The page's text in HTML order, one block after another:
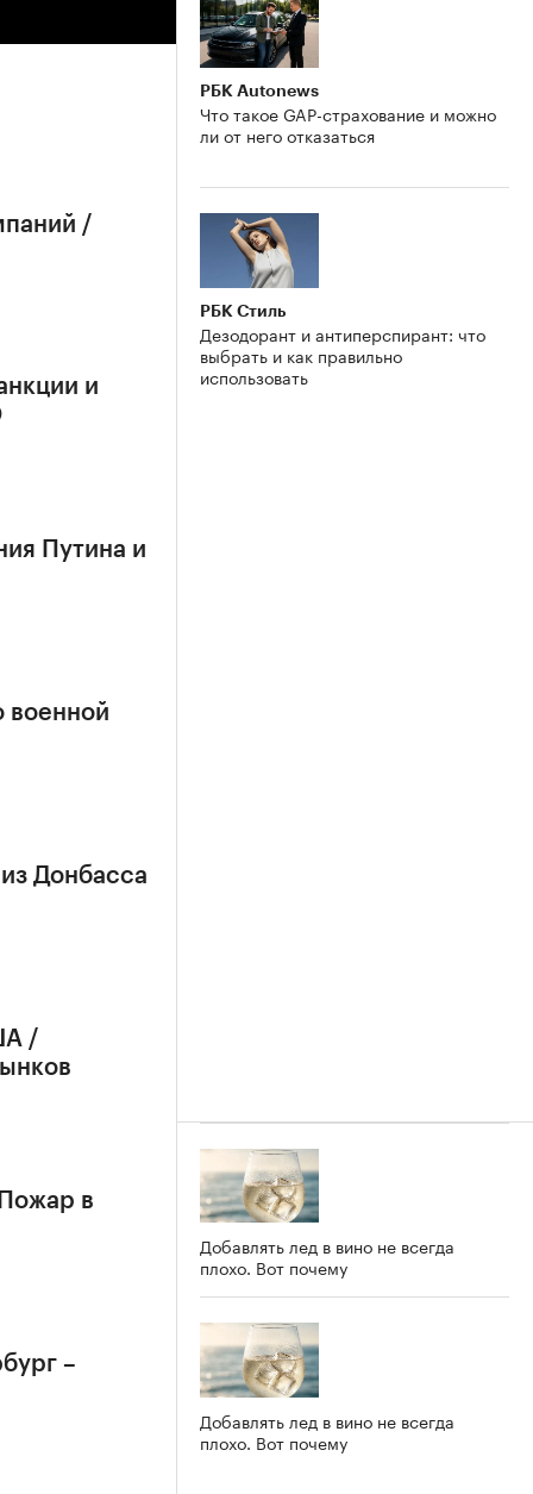
/
и
Путина и
военной
Донбасса
/
в
–
РБК Autonews
Что такое GAP-страхование и можно
ли от него отказаться
РБК Стиль
Дезодорант и антиперспирант: что
выбрать и как правильно
использовать
Добавлять лед в вино не всегда
плохо. Вот почему
Добавлять лед в вино не всегда
плохо. Вот почему